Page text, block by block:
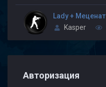
Lady + Меценат
Kasper
Авторизация